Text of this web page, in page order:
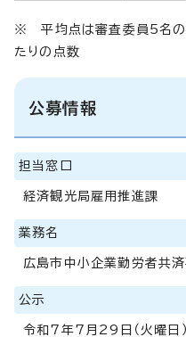
※ 平均点は審査委員5名の
たりの点数
公募情報
担当窓口
経済観光局雇用推進課
業務名
広島市中小企業勤労者共済
公示
令和7年7月29日（火曜日）